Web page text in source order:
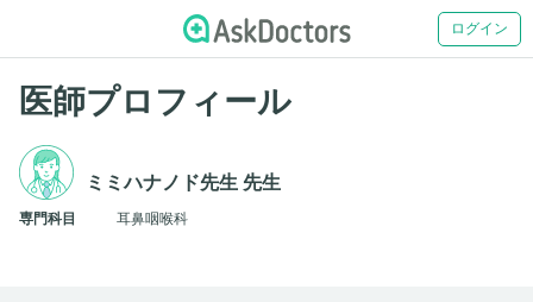
ログイン
医師プロフィール
ミミハナノド先生 先生
専門科目 耳鼻咽喉科